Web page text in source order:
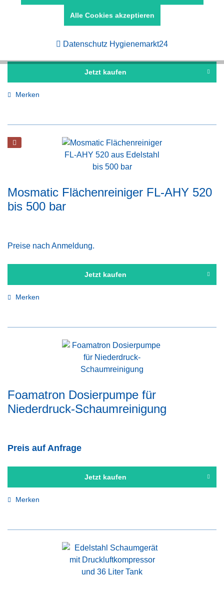
und Schaumreinigung
Preis auf Anfrage
Jetzt kaufen
Merken
Mosmatic Flächenreiniger FL-AHY 520
bis 500 bar
Preise nach Anmeldung.
Jetzt kaufen
Merken
Foamatron Dosierpumpe für
Niederdruck-Schaumreinigung
Preis auf Anfrage
Jetzt kaufen
Merken
Aktiv
Alle Cookies akzeptieren
Datenschutz Hygienemarkt24